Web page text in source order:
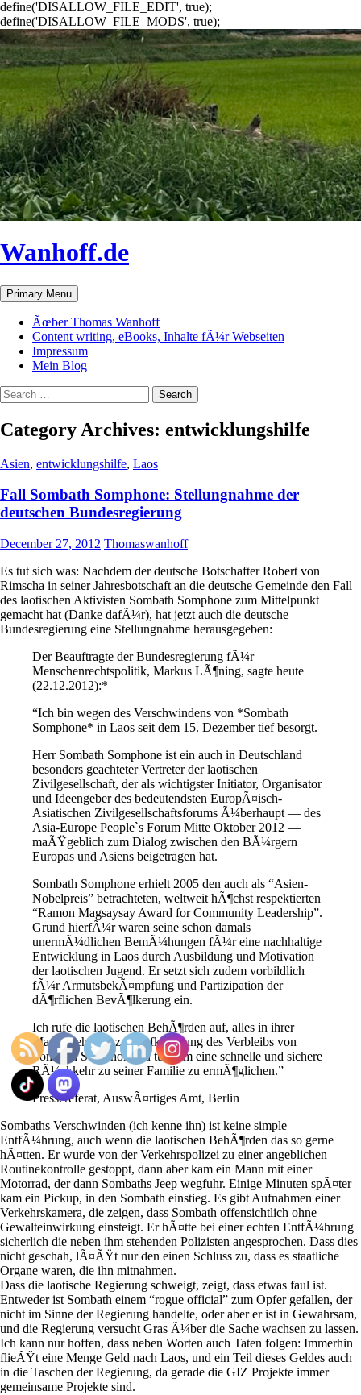
define('DISALLOW_FILE_EDIT', true);
define('DISALLOW_FILE_MODS', true);
Wanhoff.de
Search
Primary Menu Skip
to
content
Ãœber Thomas Wanhoff
Content writing, eBooks, Inhalte fÃ¼r Webseiten
Impressum
Mein Blog
Search
for:
Category Archives: entwicklungshilfe
Asien, entwicklungshilfe, Laos
Fall Sombath Somphone: Stellungnahme der
deutschen Bundesregierung
December 27, 2012 Thomaswanhoff
Es tut sich was: Nachdem der deutsche Botschafter Robert von
Rimscha in seiner Jahresbotschaft an die deutsche Gemeinde den Fall
des laotischen Aktivisten Sombath Somphone zum Mittelpunkt
gemacht hat (Danke dafÃ¼r), hat jetzt auch die deutsche
Bundesregierung eine Stellungnahme herausgegeben:
Der Beauftragte der Bundesregierung fÃ¼r
Menschenrechtspolitik, Markus LÃ¶ning, sagte heute
(22.12.2012):*
“Ich bin wegen des Verschwindens von *Sombath
Somphone* in Laos seit dem 15. Dezember tief besorgt.
Herr Sombath Somphone ist ein auch in Deutschland
besonders geachteter Vertreter der laotischen
Zivilgesellschaft, der als wichtigster Initiator, Organisator
und Ideengeber des bedeutendsten EuropÃ¤isch-
Asiatischen Zivilgesellschaftsforums Ã¼berhaupt — des
Asia-Europe People`s Forum Mitte Oktober 2012 —
maÃŸgeblich zum Dialog zwischen den BÃ¼rgern
Europas und Asiens beigetragen hat.
Sombath Somphone erhielt 2005 den auch als “Asien-
Nobelpreis” betrachteten, weltweit hÃ¶chst respektierten
“Ramon Magsaysay Award for Community Leadership”.
Grund hierfÃ¼r waren seine schon damals
unermÃ¼dlichen BemÃ¼hungen fÃ¼r eine nachhaltige
Entwicklung in Laos durch Ausbildung und Motivation
der laotischen Jugend. Er setzt sich zudem vorbildlich
fÃ¼r ArmutsbekÃ¤mpfung und Partizipation der
dÃ¶rflichen BevÃ¶lkerung ein.
Ich rufe die laotischen BehÃ¶rden auf, alles in ihrer
Macht stehende zur AufklÃ¤rung des Verbleibs von
Sombath Somphone zu tun, um eine schnelle und sichere
RÃ¼ckkehr zu seiner Familie zu ermÃ¶glichen.”
Pressereferat, AuswÃ¤rtiges Amt, Berlin
Sombaths Verschwinden (ich kenne ihn) ist keine simple
EntfÃ¼hrung, auch wenn die laotischen BehÃ¶rden das so gerne
hÃ¤tten. Er wurde von der Verkehrspolizei zu einer angeblichen
Routinekontrolle gestoppt, dann aber kam ein Mann mit einer
Motorrad, der dann Sombaths Jeep wegfuhr. Einige Minuten spÃ¤ter
kam ein Pickup, in den Sombath einstieg. Es gibt Aufnahmen einer
Verkehrskamera, die zeigen, dass Sombath offensichtlich ohne
Gewalteinwirkung einsteigt. Er hÃ¤tte bei einer echten EntfÃ¼hrung
sicherlich die neben ihm stehenden Polizisten angesprochen. Dass dies
nicht geschah, lÃ¤ÃŸt nur den einen Schluss zu, dass es staatliche
Organe waren, die ihn mitnahmen.
Dass die laotische Regierung schweigt, zeigt, dass etwas faul ist.
Entweder ist Sombath einem “rogue official” zum Opfer gefallen, der
nicht im Sinne der Regierung handelte, oder aber er ist in Gewahrsam,
und die Regierung versucht Gras Ã¼ber die Sache wachsen zu lassen.
Ich kann nur hoffen, dass neben Worten auch Taten folgen: Immerhin
flieÃŸt eine Menge Geld nach Laos, und ein Teil dieses Geldes auch
in die Taschen der Regierung, da gerade die GIZ Projekte immer
gemeinsame Projekte sind.